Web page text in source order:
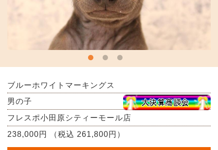
ブルーホワイトマーキングス
男の子
フレスポ小田原シティーモール店
238,000円 （税込 261,800円）